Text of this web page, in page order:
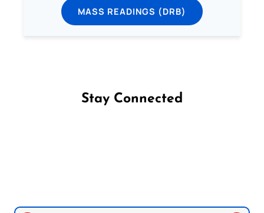
MASS READINGS (DRB)
Stay Connected